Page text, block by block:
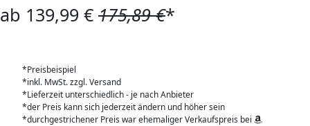
ab 139,99 € 175,89 €*
*Preisbeispiel
*inkl. MwSt. zzgl. Versand
*Lieferzeit unterschiedlich - je nach Anbieter
*der Preis kann sich jederzeit ändern und höher sein
*durchgestrichener Preis war ehemaliger Verkaufspreis bei